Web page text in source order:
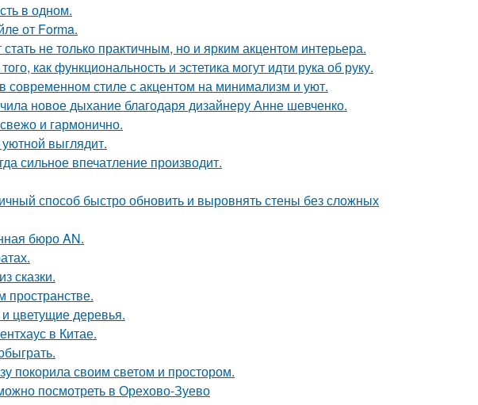
в одном.
от Forma.
не только практичным, но и ярким акцентом интерьера.
как функциональность и эстетика могут идти рука об руку.
современном стиле с акцентом на минимализм и уют.
новое дыхание благодаря дизайнеру Анне шевченко.
и гармонично.
выглядит.
сильное впечатление производит.
способ быстро обновить и выровнять стены без сложных
бюро AN.
сказки.
пространстве.
цветущие деревья.
в Китае.
покорила своим светом и простором.
посмотреть в Орехово-Зуево